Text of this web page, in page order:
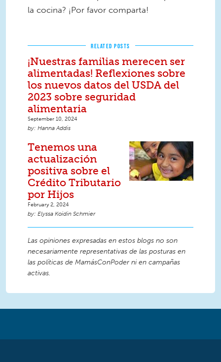
la cocina? ¡Por favor comparta!
RELATED POSTS
¡Nuestras familias merecen ser
alimentadas! Reflexiones sobre
los nuevos datos del USDA del
2023 sobre seguridad
alimentaria
September 10, 2024
Hanna Addis
Tenemos una
actualización
positiva sobre el
Crédito Tributario
por Hijos
February 2, 2024
Elyssa Koidin Schmier
Las opiniones expresadas en estos blogs no son
necesariamente representativas de las posturas en
las políticas de MamásConPoder ni en campañas
activas.